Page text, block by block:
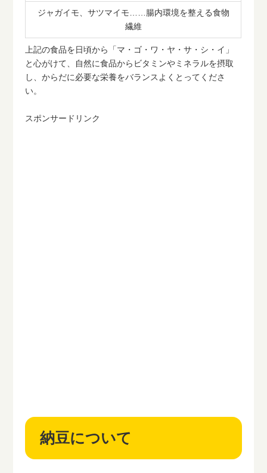
ジャガイモ、サツマイモ……腸内環境を整える食物
繊維
上記の食品を日頃から「マ・ゴ・ワ・ヤ・サ・シ・イ」
と心がけて、自然に食品からビタミンやミネラルを摂取
し、からだに必要な栄養をバランスよくとってくださ
い。
スポンサードリンク
納豆について